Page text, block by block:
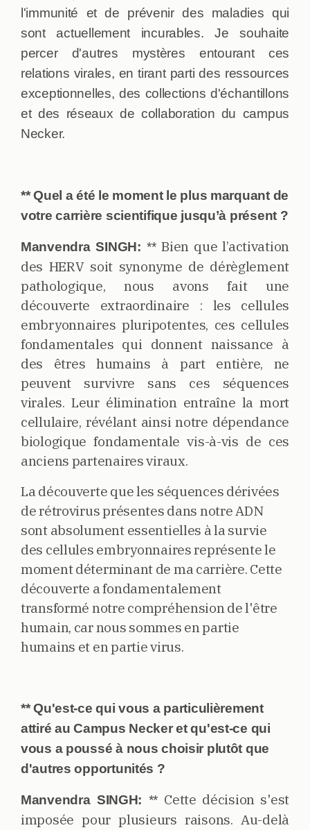
l'immunité et de prévenir des maladies qui
sont actuellement incurables. Je souhaite
percer d'autres mystères entourant ces
relations virales, en tirant parti des ressources
exceptionnelles, des collections d'échantillons
et des réseaux de collaboration du campus
Necker.
** Quel a été le moment le plus marquant de
votre carrière scientifique jusqu’à présent ?
Manvendra SINGH: **Bien que l’activation
des HERV soit synonyme de dérèglement
pathologique, nous avons fait une
découverte extraordinaire : les cellules
embryonnaires pluripotentes, ces cellules
fondamentales qui donnent naissance à
des êtres humains à part entière, ne
peuvent survivre sans ces séquences
virales. Leur élimination entraîne la mort
cellulaire, révélant ainsi notre dépendance
biologique fondamentale vis-à-vis de ces
anciens partenaires viraux.
La découverte que les séquences dérivées
de rétrovirus présentes dans notre ADN
sont absolument essentielles à la survie
des cellules embryonnaires représente le
moment déterminant de ma carrière. Cette
découverte a fondamentalement
transformé notre compréhension de l'être
humain, car nous sommes en partie
humains et en partie virus.
** Qu'est-ce qui vous a particulièrement
attiré au Campus Necker et qu'est-ce qui
vous a poussé à nous choisir plutôt que
d'autres opportunités ?
Manvendra SINGH: ** Cette décision s'est
imposée pour plusieurs raisons. Au-delà